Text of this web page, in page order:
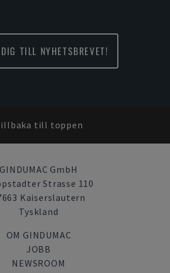
TILL NYHETSBREVET!
till toppen
GINDUMAC GmbH
Strasse 110
Kaiserslautern
Tyskland
OM GINDUMAC
JOBB
NEWSROOM